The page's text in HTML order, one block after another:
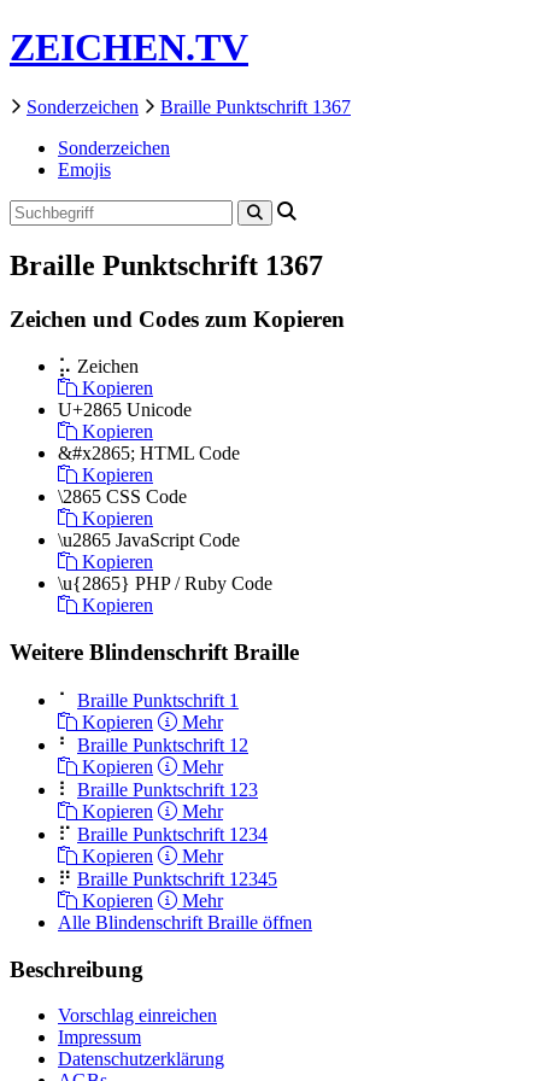
ZEICHEN.TV
Sonderzeichen
Braille Punktschrift 1367
Sonderzeichen
Emojis
Braille Punktschrift 1367
Zeichen und Codes zum Kopieren
⡥ Zeichen
Kopieren
U+2865 Unicode
Kopieren
&#x2865; HTML Code
Kopieren
\2865 CSS Code
Kopieren
\u2865 JavaScript Code
Kopieren
\u{2865} PHP / Ruby Code
Kopieren
Weitere Blindenschrift Braille
⠁
Braille Punktschrift 1
Kopieren
Mehr
⠃
Braille Punktschrift 12
Kopieren
Mehr
⠇
Braille Punktschrift 123
Kopieren
Mehr
⠏ Braille Punktschrift 1234
Kopieren
Mehr
⠟ Braille Punktschrift 12345
Kopieren
Mehr
Alle Blindenschrift Braille öffnen
Beschreibung
Vorschlag einreichen
Impressum
Datenschutzerklärung